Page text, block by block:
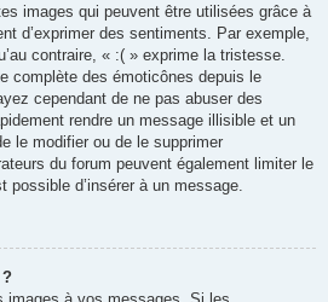
images qui peuvent être utilisées grâce à
d’exprimer des sentiments. Par exemple,
contraire, « :( » exprime la tristesse.
complète des émoticônes depuis le
cependant de ne pas abuser des
rendre un message illisible et un
le modifier ou de le supprimer
du forum peuvent également limiter le
possible d’insérer à un message.
?